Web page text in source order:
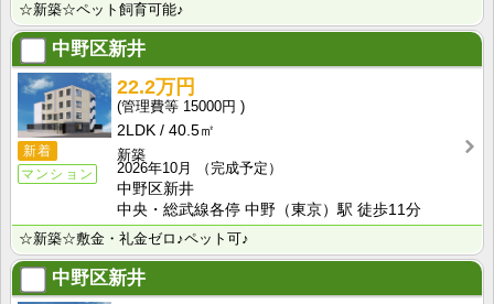
☆新築☆ペット飼育可能♪
中野区新井
新着
マンション
22.2万円
15000円
2LDK
40.5㎡
新築
2026年10月
（完成予定）
中野区新井
中央・総武線各停 中野（東京）駅 徒歩11分
☆新築☆敷金・礼金ゼロ♪ペット可♪
中野区新井